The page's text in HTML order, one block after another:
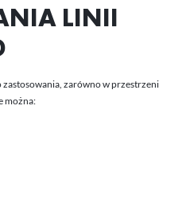
LINII
zastosowania, zarówno w przestrzeni
można: